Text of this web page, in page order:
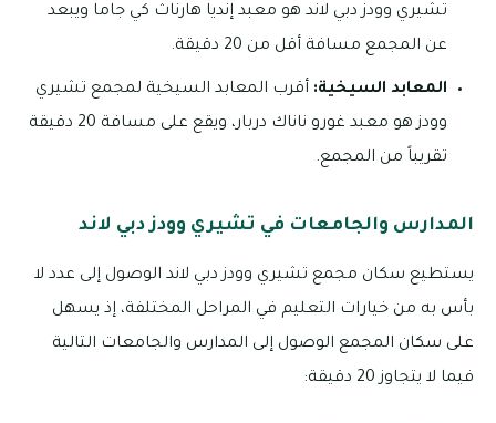
تشيري وودز دبي لاند هو معبد إنديا هارناث كي جاما ويبعد
عن المجمع مسافة أقل من 20 دقيقة.
المعابد السيخية: أقرب المعابد السيخية لمجمع تشيري
وودز هو معبد غورو ناناك دربار، ويقع على مسافة 20 دقيقة
تقريباً من المجمع.
المدارس والجامعات في تشيري وودز دبي لاند
يستطيع سكان مجمع تشيري وودز دبي لاند الوصول إلى عدد لا
بأس به من خيارات التعليم في المراحل المختلفة، إذ يسهل
على سكان المجمع الوصول إلى المدارس والجامعات التالية
فيما لا يتجاوز 20 دقيقة: